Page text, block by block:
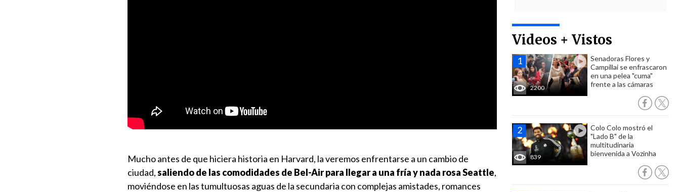
Videos + Vistos
2200
Senadoras Flores y
Campillai se enfrascaron
en una pelea "cuma"
frente a las cámaras
839
Colo Colo mostró el
"Lado B" de la
multitudinaria
bienvenida a Vozinha
Mucho antes de que hiciera historia en Harvard, la veremos enfrentarse a un cambio de
ciudad,saliendo de las comodidades de Bel-Air para llegar a una fría y nada rosa Seattle,
moviéndose en las tumultuosas aguas de la secundaria con complejas amistades, romances